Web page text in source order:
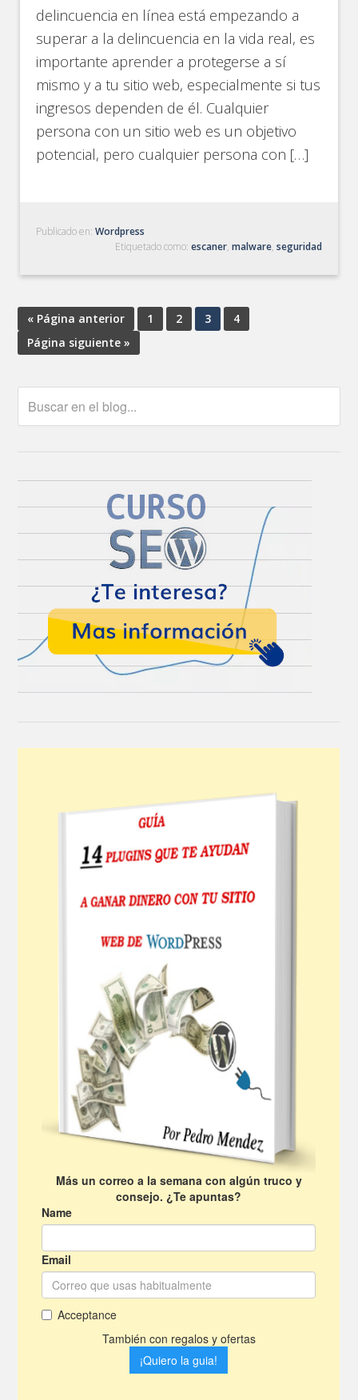
delincuencia en línea está empezando a
superar a la delincuencia en la vida real, es
importante aprender a protegerse a sí
mismo y a tu sitio web, especialmente si tus
ingresos dependen de él. Cualquier
persona con un sitio web es un objetivo
potencial, pero cualquier persona con […]
Publicado en:Wordpress
Etiquetado como: escaner, malware, seguridad
« Página anterior 1 2 3
4
Página siguiente »